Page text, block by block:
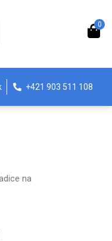
0
+421 903 511 108
na